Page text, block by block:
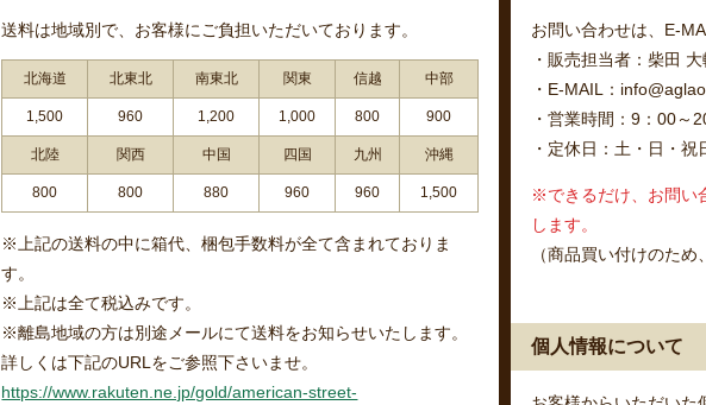
送料は地域別で、お客様にご負担いただいております。
北海道 北東北 南東北 関東 信越 中部
1,500 960 1,200 1,000 800 900
北陸 関西 中国 四国 九州 沖縄
800 800 880 960 960 1,500
※上記の送料の中に箱代、梱包手数料が全て含まれておりま
す。
※上記は全て税込みです。
※離島地域の方は別途メールにて送料をお知らせいたします。
詳しくは下記のURLをご参照下さいませ。
https://www.rakuten.ne.jp/gold/american-street-
お問い合わせは、E-
・販売担当者：柴田
・E-MAIL：
・営業時間：9：00～
・定休日：土・日・祝
※できるだけ、お問い
します。
（商品買い付けのため
個人情報について